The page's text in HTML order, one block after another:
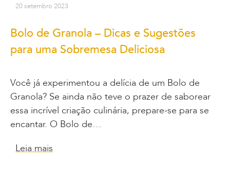
20 setembro 2023
Bolo de Granola – Dicas e Sugestões
para uma Sobremesa Deliciosa
Você já experimentou a delícia de um Bolo de
Granola? Se ainda não teve o prazer de saborear
essa incrível criação culinária, prepare-se para se
encantar. O Bolo de…
Leia mais